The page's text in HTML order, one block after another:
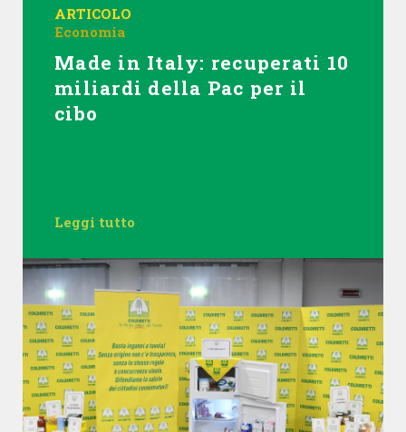
ARTICOLO
Economia
Made in Italy: recuperati 10
miliardi della Pac per il
cibo
Leggi tutto